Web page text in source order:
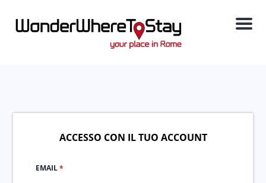
Menu
ACCESSO CON IL TUO ACCOUNT
EMAIL*